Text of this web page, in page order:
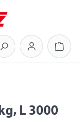
L 3000